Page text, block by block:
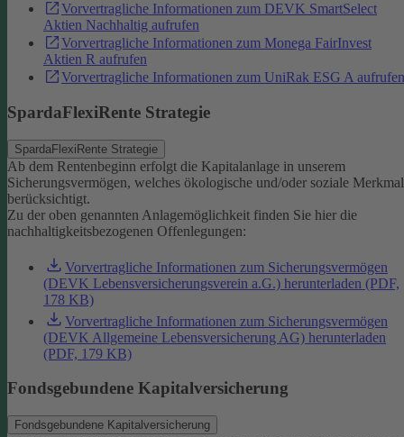
Vorvertragliche Informationen zum DEVK SmartSelect
Aktien Nachhaltig aufrufen
Vorvertragliche Informationen zum Monega FairInvest
Aktien R aufrufen
Vorvertragliche Informationen zum UniRak ESG A aufrufen
SpardaFlexiRente Strategie
SpardaFlexiRente Strategie
Ab dem Rentenbeginn erfolgt die Kapitalanlage in unserem
Sicherungsvermögen, welches ökologische und/oder soziale
berücksichtigt.
Zu der oben genannten Anlagemöglichkeit finden Sie hier die
nachhaltigkeitsbezogenen Offenlegungen:
Vorvertragliche Informationen zum Sicherungsvermögen
(DEVK Lebensversicherungsverein a.G.) herunterladen (PDF,
178 KB)
Vorvertragliche Informationen zum Sicherungsvermögen
(DEVK Allgemeine Lebensversicherung AG) herunterladen
(PDF, 179 KB)
Fondsgebundene Kapitalversicherung
Fondsgebundene Kapitalversicherung